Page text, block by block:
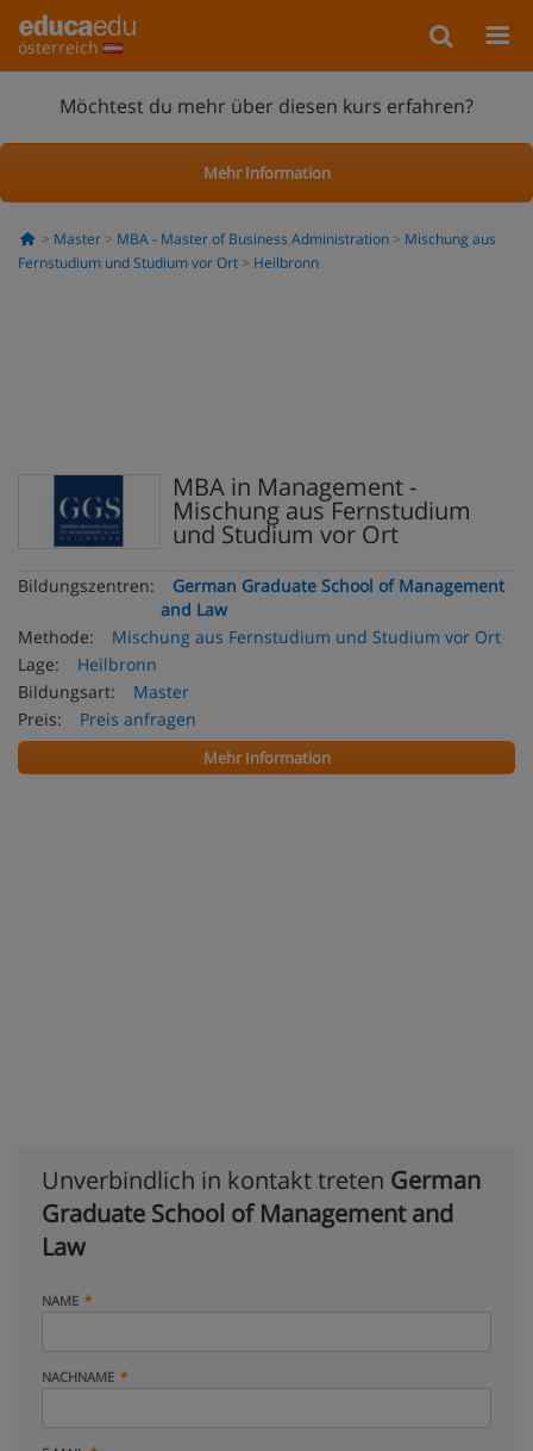
österreich
Möchtest du mehr über diesen kurs erfahren?
Mehr Information
Master MBA - Master of Business Administration
Mischung aus
Fernstudium und Studium vor Ort
Heilbronn
MBA in Management -
Mischung aus Fernstudium
und Studium vor Ort
Bildungszentren:
German Graduate School of Management
and Law
Methode:
Mischung aus Fernstudium und Studium vor Ort
Lage:
Heilbronn
Bildungsart:
Master
Preis:
Preis anfragen
Mehr Information
Unverbindlich in kontakt treten German
Graduate School of Management and
Law
NAME
NACHNAME